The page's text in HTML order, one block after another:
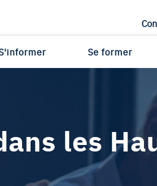
Se former
les